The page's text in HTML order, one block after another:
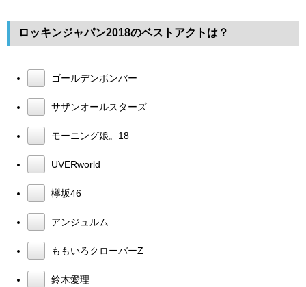
ロッキンジャパン2018のベストアクトは？
ゴールデンボンバー
サザンオールスターズ
モーニング娘。18
UVERworld
欅坂46
アンジュルム
ももいろクローバーZ
鈴木愛理